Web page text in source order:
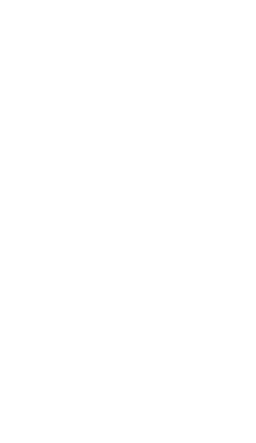
Exclamavit autem universa
hunc et dimitte nobis
qui erat propter seditionem
civitate et homicidium missus
Iterum autem Pilatus locutus
at illi succlamabant dicentes:
Ille autem tertio dixit ad illos:
fecit iste? Nullam causam
corripiam ergo illum et
At illi instabant vocibus
crucifigeretur, et
Et Pilatus adiudicavit fieri
dimisit autem eum, qui